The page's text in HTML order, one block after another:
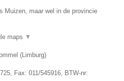
Muizen, maar wel in de provincie
maps ▼
( Limburg)
, Fax: 011/545916 , BTW-nr: